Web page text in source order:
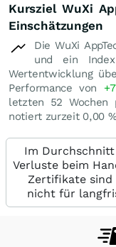
Kursziel WuXi
Einschätzungen
Die WuXi
und ein
Wertentwicklung
Performance von
letzten 52 Wochen
notiert zurzeit 0,00
Im
Verluste beim
Zertifikate sind
nicht für